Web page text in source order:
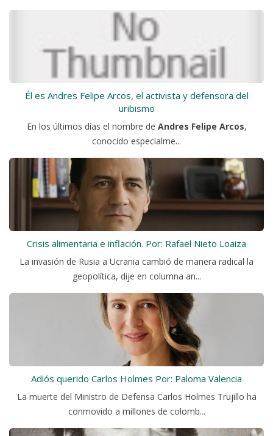
Él es Andres Felipe Arcos, el activista y defensora del
uribismo
En los últimos días el nombre de Andres Felipe Arcos,
conocido especialme...
Crisis alimentaria e inflación. Por: Rafael Nieto Loaiza
La invasión de Rusia a Ucrania cambió de manera radical la
geopolítica, dije en columna an...
Adiós querido Carlos Holmes Por: Paloma Valencia
La muerte del Ministro de Defensa Carlos Holmes Trujillo ha
conmovido a millones de colomb...